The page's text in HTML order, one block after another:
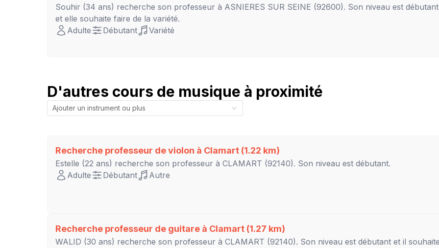
Souhir (34 ans) recherche son professeur à ASNIERES SUR SEINE (92600). Son niveau est débutant
et elle souhaite faire de la variété.
Adulte
Débutant Variété
D'autres cours de musique à proximité
Recherche professeur de violon à Clamart (1.22 km)
Estelle (22 ans) recherche son professeur à CLAMART (92140). Son niveau est débutant.
Adulte
Débutant Autre
Recherche professeur de guitare à Clamart (1.27 km)
WALID (30 ans) recherche son professeur à CLAMART (92140). Son niveau est débutant et il